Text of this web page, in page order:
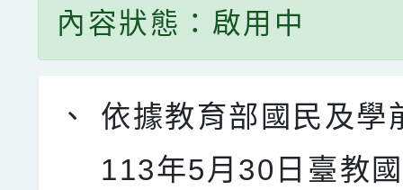
內容狀態：啟用中
、
依據教育部國民及學
113年5月30日臺教